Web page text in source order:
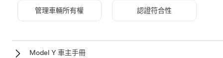
管理車輛所有權 認證符合性
Model Y 車主手冊